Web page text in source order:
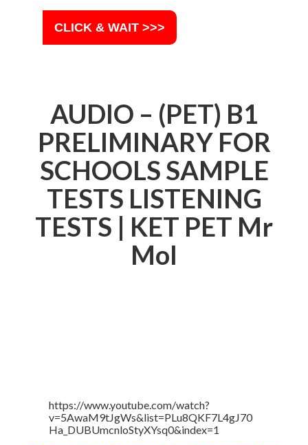
CLICK & WAIT >>>
AUDIO – (PET) B1
PRELIMINARY FOR
SCHOOLS SAMPLE
TESTS LISTENING
TESTS | KET PET Mr
Mol
https://www.youtube.com/watch?
v=5AwaM9tJgWs&list=PLu8QKF7L4gJ70
Ha_DUBUmcnloStyXYsq0&index=1